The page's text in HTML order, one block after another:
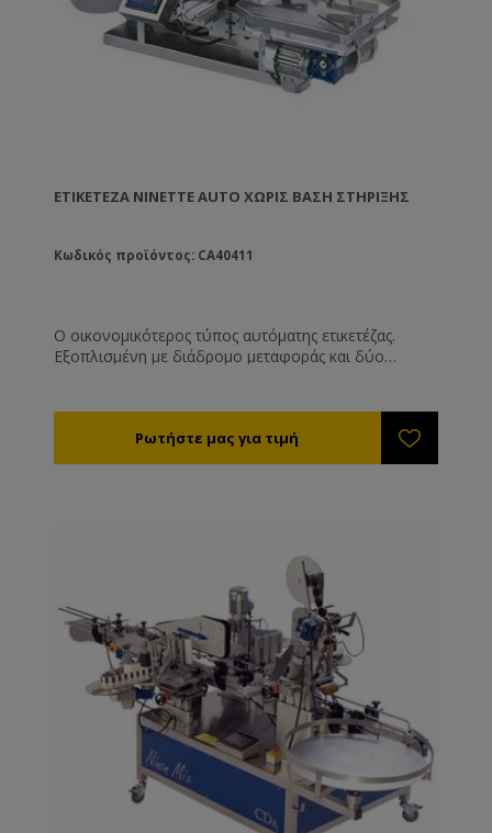
ΕΤΙΚΕΤΈΖΑ NINETTE AUTO ΧΩΡΙΣ ΒΆΣΗ ΣΤΉΡΙΞΗΣ
Κωδικός προϊόντος: CA40411
Ο οικονομικότερος τύπος αυτόματης ετικετέζας.
Εξοπλισμένη με διάδρομο μεταφοράς και δύο
ετικέτα). Δέχεται εκτυπωτή. Περιλαμβάνει: • Ένα
σταθμό min 5mm max180mm • Έναν δεύτερο